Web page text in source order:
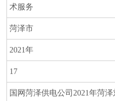
术服务
菏泽市
2021年
17
国网菏泽供电公司2021年菏